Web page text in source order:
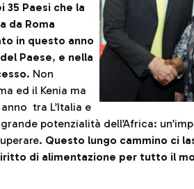
35 Paesi che la
da Roma
in questo anno
Paese, e nella
. Non
ed il Kenia ma
tra L’Italia e
potenzialità dell’Africa:
Questo lungo cammino ci
di alimentazione per tutto il